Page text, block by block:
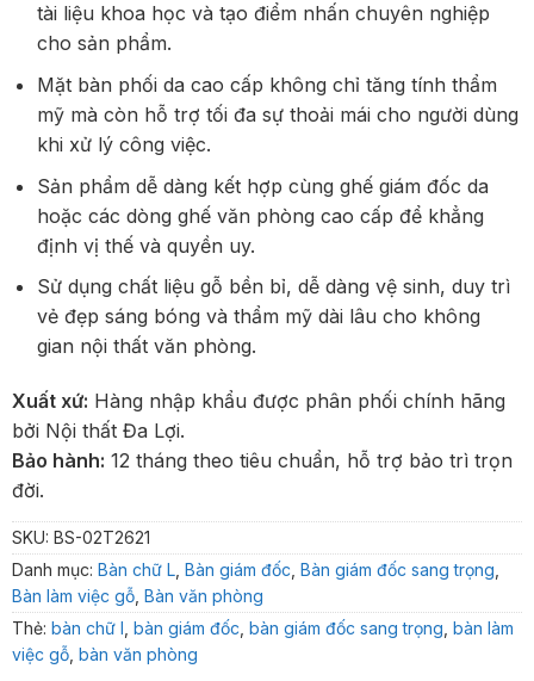
tài liệu khoa học và tạo điểm nhấn chuyên nghiệp
cho sản phẩm.
Mặt bàn phối da cao cấp không chỉ tăng tính thẩm
mỹ mà còn hỗ trợ tối đa sự thoải mái cho người dùng
khi xử lý công việc.
Sản phẩm dễ dàng kết hợp cùng ghế giám đốc da
hoặc các dòng ghế văn phòng cao cấp để khẳng
định vị thế và quyền uy.
Sử dụng chất liệu gỗ bền bỉ, dễ dàng vệ sinh, duy trì
vẻ đẹp sáng bóng và thẩm mỹ dài lâu cho không
gian nội thất văn phòng.
Xuất xứ: Hàng nhập khẩu được phân phối chính hãng
bởi Nội thất Đa Lợi.
Bảo hành: 12 tháng theo tiêu chuẩn, hỗ trợ bảo trì trọn
đời.
SKU: BS-02T2621
Danh mục: Bàn chữ L Bàn giám đốc Bàn giám đốc sang trọng
Bàn làm việc gỗ Bàn văn phòng
Thẻ: bàn chữ l bàn giám đốc bàn giám đốc sang trọng bàn làm
việc gỗ bàn văn phòng